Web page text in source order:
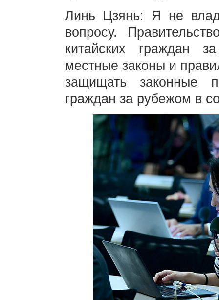
Линь Цзянь: Я не
вопросу.
китайских граждан
местные законы и
защищать законные
граждан за рубежом в